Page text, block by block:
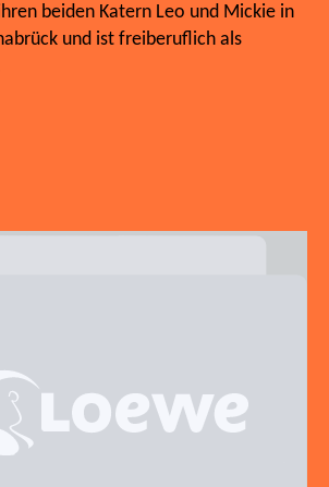
beiden Katern Leo und Mickie in
und ist freiberuflich als